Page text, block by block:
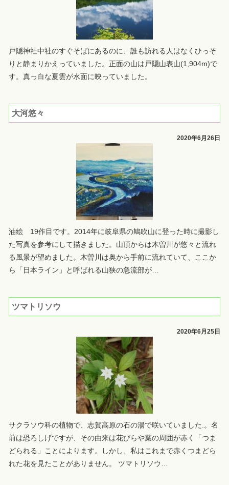
戸隠神社中社のすぐそばにあるのに、誰も訪れる人はなくひっそ
りと静まりかえっていました。正面の山は戸隠山表山(1,904m)で
す。真っ白な夏雲が水面に映っていました。
大河悠々
2020年6月26日
油絵 19作目です。2014年に岐阜県の鳩吹山に登った時に撮影し
た写真を参考にして描きました。山頂からは木曽川が悠々と流れ
る風景が望めました。木曽川は奥から手前に流れていて、ここか
ら「日本ライン」と呼ばれる山狭の急流部が…
ツマトリソウ
2020年6月25日
サクラソウ科の植物で、志賀高原の石の湯で咲いていました.。名
前は恐ろしげですが、その由来は花びらや葉の周囲が赤く「つま
どられる」ことによります。しかし、私はこれまで赤くつまどら
れた花を見たことがありません。 ツマトリソウ …